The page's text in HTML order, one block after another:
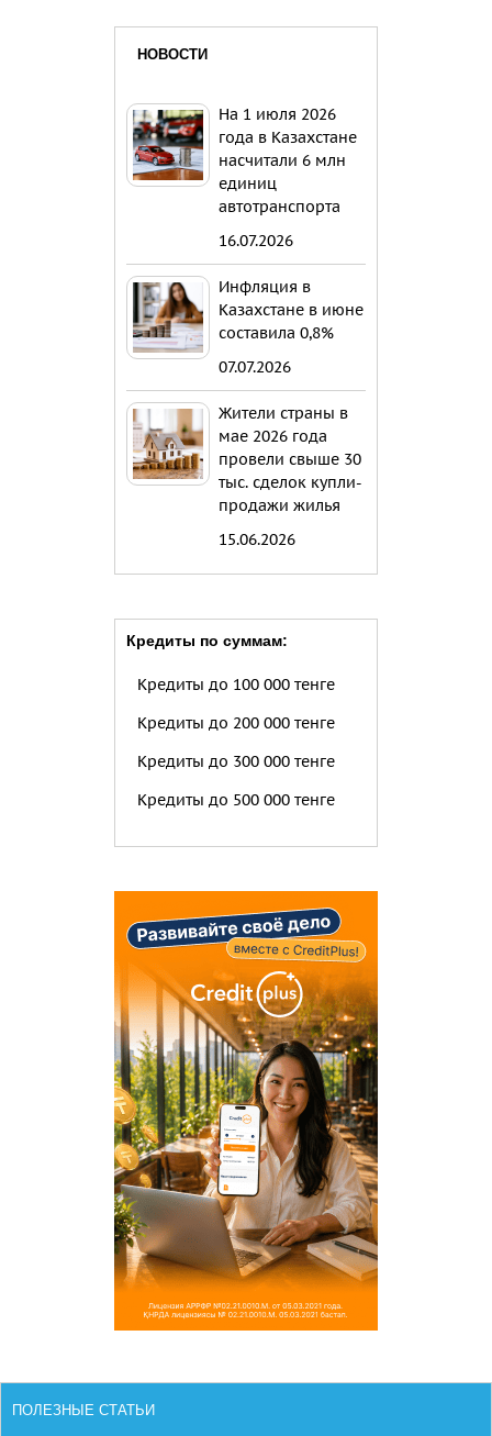
НОВОСТИ
На 1 июля 2026
года в Казахстане
насчитали 6 млн
единиц
автотранспорта
16.07.2026
Инфляция в
Казахстане в июне
составила 0,8%
07.07.2026
Жители страны в
мае 2026 года
провели свыше 30
тыс. сделок купли-
продажи жилья
15.06.2026
Кредиты по суммам:
Кредиты до 100 000 тенге
Кредиты до 200 000 тенге
Кредиты до 300 000 тенге
Кредиты до 500 000 тенге
ПОЛЕЗНЫЕ СТАТЬИ